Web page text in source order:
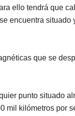
ello tendrá que
encuentra situado
que se
punto situado
mil kilómetros por